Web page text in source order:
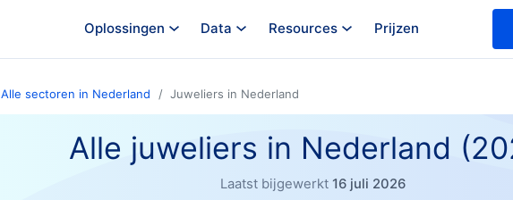
Oplossingen Data Resources Prijzen
Alle sectoren in Nederland Juweliers in Nederland
Alle juweliers in Nederland
Laatst bijgewerkt 16 juli 2026